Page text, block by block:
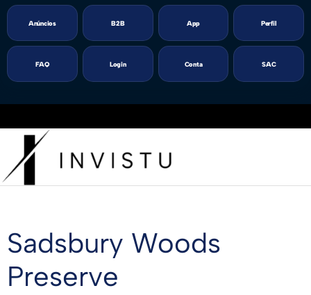
Anúncios B2B App Perfil
FAQ Login Conta SAC
Sadsbury Woods
Preserve